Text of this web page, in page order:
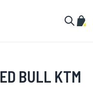
BULL KTM